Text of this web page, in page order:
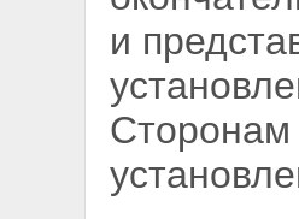
и
Сторонам